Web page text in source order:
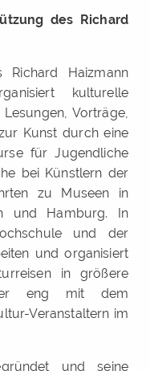
des Richard
Haizmann
kulturelle
Vorträge,
Kunst durch eine
für Jugendliche
bei Künstlern der
zu Museen in
und Hamburg. In
und der
und organisiert
in größere
eng mit dem
Veranstaltern im
und seine